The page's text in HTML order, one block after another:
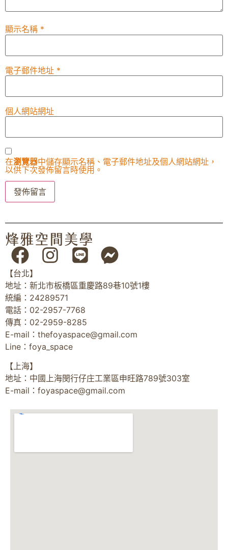
顯示名稱 *
電子郵件地址 *
個人網站網址
在瀏覽器中儲存顯示名稱、電子郵件地址及個人網站網址，
以供下次發佈留言時使用。
【台北】
地址：新北市板橋區重慶路89巷10號1樓
統編：24289571
電話：02-2957-7768
傳真：02-2959-8285
E-mail： thefoyaspace@gmail.com
Line：foya_space
【上海】
地址：中國上海閔行仔庄工業區申旺路789號303室
E-mail： foyaspace@gmail.com